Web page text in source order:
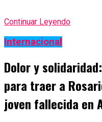
Continuar Leyendo
Internacional
Dolor y
para traer a
joven fallecida en